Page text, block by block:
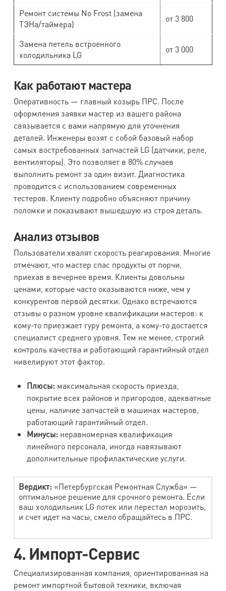
Ремонт системы No Frost (замена
ТЭНа/таймера)
от 3 800
Замена петель встроенного
холодильника LG
от 3 000
Как работают мастера
Оперативность — главный козырь ПРС. После
оформления заявки мастер из вашего района
связывается с вами напрямую для уточнения
деталей. Инженеры возят с собой базовый набор
самых востребованных запчастей LG (датчики, реле,
вентиляторы). Это позволяет в 80% случаев
выполнить ремонт за один визит. Диагностика
проводится с использованием современных
тестеров. Клиенту подробно объясняют причину
поломки и показывают вышедшую из строя деталь.
Анализ отзывов
Пользователи хвалят скорость реагирования. Многие
отмечают, что мастер спас продукты от порчи,
приехав в вечернее время. Клиенты довольны
ценами, которые часто оказываются ниже, чем у
конкурентов первой десятки. Однако встречаются
отзывы о разном уровне квалификации мастеров: к
кому-то приезжает гуру ремонта, а кому-то достается
специалист среднего уровня. Тем не менее, строгий
контроль качества и работающий гарантийный отдел
нивелируют этот фактор.
Плюсы: максимальная скорость приезда,
покрытие всех районов и пригородов, адекватные
цены, наличие запчастей в машинах мастеров,
работающий гарантийный отдел.
Минусы: неравномерная квалификация
линейного персонала, иногда навязывают
дополнительные профилактические услуги.
Вердикт: «Петербургская Ремонтная Служба» —
оптимальное решение для срочного ремонта. Если
ваш холодильник LG потек или перестал морозить,
и счет идет на часы, смело обращайтесь в ПРС.
4. Импорт-Сервис
Специализированная компания, ориентированная на
ремонт импортной бытовой техники, включая